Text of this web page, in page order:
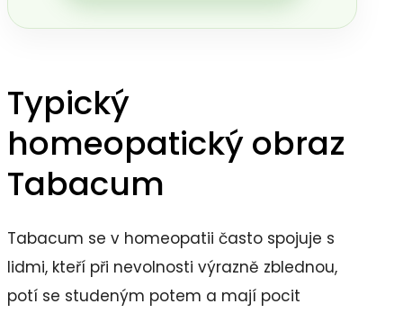
Typický
homeopatický obraz
Tabacum
Tabacum se v homeopatii často spojuje s
lidmi, kteří při nevolnosti výrazně zblednou,
potí se studeným potem a mají pocit